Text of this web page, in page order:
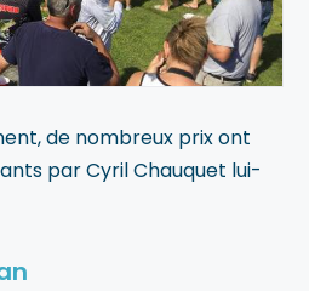
de nombreux prix ont
par Cyril Chauquet lui-